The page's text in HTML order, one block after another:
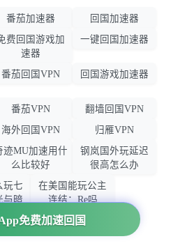
免费加速回国
番茄加速器
回国加速器
费回国游戏加
速器
一键回国加速器
番茄回国VPN 回国游戏加速器
番茄VPN
翻墙回国VPN
海外回国VPN
归雁VPN
迹MU加速用什
么比较好
钢岚国外玩延迟
很高怎么办
玩七
与暗
在美国能玩公主
连结：Re吗